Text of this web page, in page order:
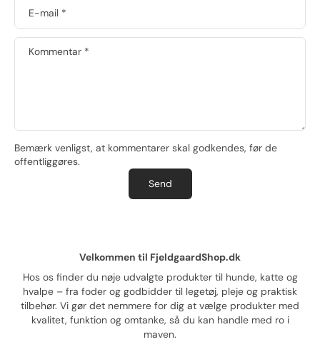
E-mail *
Kommentar *
Bemærk venligst, at kommentarer skal godkendes, før de
offentliggøres.
Send
Velkommen til FjeldgaardShop.dk
Hos os finder du nøje udvalgte produkter til hunde, katte og
hvalpe – fra foder og godbidder til legetøj, pleje og praktisk
tilbehør. Vi gør det nemmere for dig at vælge produkter med
kvalitet, funktion og omtanke, så du kan handle med ro i
maven.